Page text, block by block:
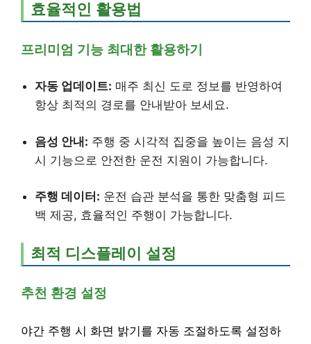
효율적인 활용법
프리미엄 기능 최대한 활용하기
자동 업데이트: 매주 최신 도로 정보를 반영하여
항상 최적의 경로를 안내받아 보세요.
음성 안내: 주행 중 시각적 집중을 높이는 음성 지
시 기능으로 안전한 운전 지원이 가능합니다.
주행 데이터: 운전 습관 분석을 통한 맞춤형 피드
백 제공, 효율적인 주행이 가능합니다.
최적 디스플레이 설정
추천 환경 설정
야간 주행 시 화면 밝기를 자동 조절하도록 설정하